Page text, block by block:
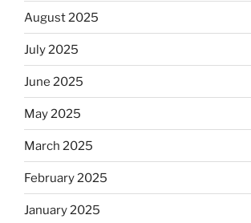
August 2025
July 2025
June 2025
May 2025
March 2025
February 2025
January 2025